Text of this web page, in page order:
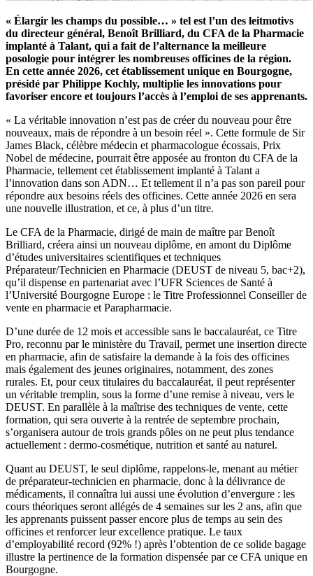
« Élargir les champs du possible… » tel est l’un des leitmotivs
du directeur général, Benoît Brilliard, du CFA de la Pharmacie
implanté à Talant, qui a fait de l’alternance la meilleure
posologie pour intégrer les nombreuses officines de la région.
En cette année 2026, cet établissement unique en Bourgogne,
présidé par Philippe Kochly, multiplie les innovations pour
favoriser encore et toujours l’accès à l’emploi de ses apprenants.
« La véritable innovation n’est pas de créer du nouveau pour être
nouveaux, mais de répondre à un besoin réel ». Cette formule de Sir
James Black, célèbre médecin et pharmacologue écossais, Prix
Nobel de médecine, pourrait être apposée au fronton du CFA de la
Pharmacie, tellement cet établissement implanté à Talant a
l’innovation dans son ADN… Et tellement il n’a pas son pareil pour
répondre aux besoins réels des officines. Cette année 2026 en sera
une nouvelle illustration, et ce, à plus d’un titre.
Le CFA de la Pharmacie, dirigé de main de maître par Benoît
Brilliard, créera ainsi un nouveau diplôme, en amont du Diplôme
d’études universitaires scientifiques et techniques
Préparateur/Technicien en Pharmacie (DEUST de niveau 5, bac+2),
qu’il dispense en partenariat avec l’UFR Sciences de Santé à
l’Université Bourgogne Europe : le Titre Professionnel Conseiller de
vente en pharmacie et Parapharmacie.
D’une durée de 12 mois et accessible sans le baccalauréat, ce Titre
Pro, reconnu par le ministère du Travail, permet une insertion directe
en pharmacie, afin de satisfaire la demande à la fois des officines
mais également des jeunes originaires, notamment, des zones
rurales. Et, pour ceux titulaires du baccalauréat, il peut représenter
un véritable tremplin, sous la forme d’une remise à niveau, vers le
DEUST. En parallèle à la maîtrise des techniques de vente, cette
formation, qui sera ouverte à la rentrée de septembre prochain,
s’organisera autour de trois grands pôles on ne peut plus tendance
actuellement : dermo-cosmétique, nutrition et santé au naturel.
Quant au DEUST, le seul diplôme, rappelons-le, menant au métier
de préparateur-technicien en pharmacie, donc à la délivrance de
médicaments, il connaîtra lui aussi une évolution d’envergure : les
cours théoriques seront allégés de 4 semaines sur les 2 ans, afin que
les apprenants puissent passer encore plus de temps au sein des
officines et renforcer leur excellence pratique. Le taux
d’employabilité record (92% !) après l’obtention de ce solide bagage
illustre la pertinence de la formation dispensée par ce CFA unique en
Bourgogne.